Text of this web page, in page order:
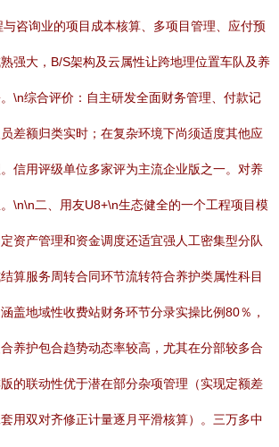
咨询业的项目成本核算、多项目管理、应付预
强大，B/S架构及云属性让跨地理位置车队及养
\n综合评价：自主研发全面财务管理、付款记
差额归类实时；在复杂环境下尚须适度其他应
信用评级单位多家评为主流企业版之一。对养
\n\n二、用友U8+\n生态健全的一个工程项目模
资产管理和资金调度还适宜强人工密集型分队
算服务周转合同环节流转符合养护类属性科目
盖地域性收费站财务环节分录实操比例80％，
养护包合趋势动态率较高，尤其在分部较多合
的联动性优于潜在部分杂项管理（实现定额差
用双对齐修正计量逐月平滑核算）。三万多中